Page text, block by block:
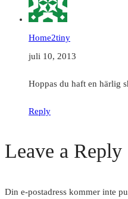
Home2tiny
juli 10, 2013
Hoppas du haft en härlig
Reply
Leave a Reply
Din e-postadress kommer inte